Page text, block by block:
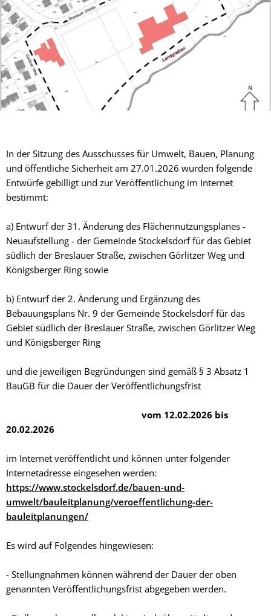
In der Sitzung des Ausschusses für Umwelt, Bauen, Planung
und öffentliche Sicherheit am 27.01.2026 wurden folgende
Entwürfe gebilligt und zur Veröffentlichung im Internet
bestimmt:
a) Entwurf der 31. Änderung des Flächennutzungsplanes -
Neuaufstellung - der Gemeinde Stockelsdorf für das Gebiet
südlich der Breslauer Straße, zwischen Görlitzer Weg und
Königsberger Ring sowie
b) Entwurf der 2. Änderung und Ergänzung des
Bebauungsplans Nr. 9 der Gemeinde Stockelsdorf für das
Gebiet südlich der Breslauer Straße, zwischen Görlitzer Weg
und Königsberger Ring
und die jeweiligen Begründungen sind gemäß § 3 Absatz 1
BauGB für die Dauer der Veröffentlichungsfrist
vom 12.02.2026 bis
20.02.2026
im Internet veröffentlicht und können unter folgender
Internetadresse eingesehen werden:
https://www.stockelsdorf.de/bauen-und-
umwelt/bauleitplanung/veroeffentlichung-der-
bauleitplanungen/
Es wird auf Folgendes hingewiesen:
- Stellungnahmen können während der Dauer der oben
genannten Veröffentlichungsfrist abgegeben werden.